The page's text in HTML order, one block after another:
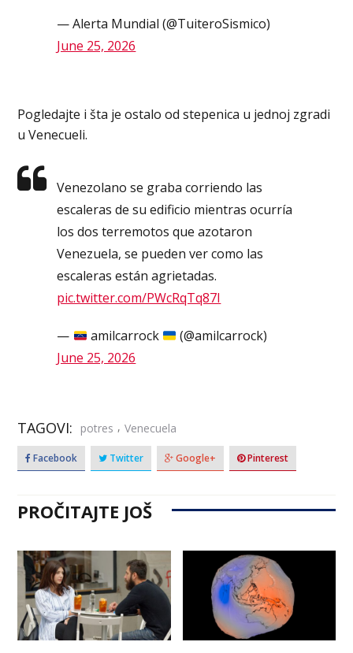
— Alerta Mundial (@TuiteroSismico)
June 25, 2026
Pogledajte i šta je ostalo od stepenica u jednoj zgradi
u Venecueli.
Venezolano se graba corriendo las
escaleras de su edificio mientras ocurría
los dos terremotos que azotaron
Venezuela, se pueden ver como las
escaleras están agrietadas.
pic.twitter.com/PWcRqTq87I
— amilcarrock
(@amilcarrock)
June 25, 2026
TAGOVI: potres , Venecuela
Facebook Twitter Google+ Pinterest
PROČITAJTE JOŠ